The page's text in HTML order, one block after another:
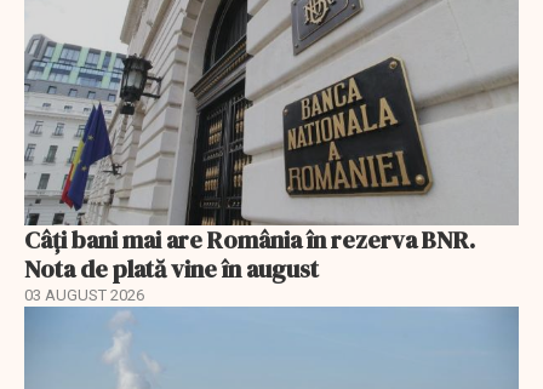
Câți bani mai are România în rezerva BNR.
Nota de plată vine în august
03 AUGUST 2026